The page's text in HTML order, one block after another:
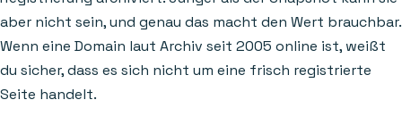
aber nicht sein, und genau das macht den Wert brauchbar.
Wenn eine Domain laut Archiv seit 2005 online ist, weißt
du sicher, dass es sich nicht um eine frisch registrierte
Seite handelt.